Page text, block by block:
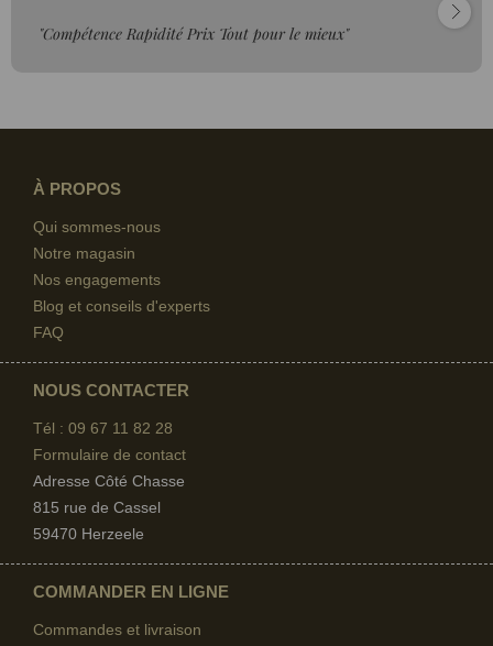
"Compétence Rapidité Prix Tout pour le mieux"
À PROPOS
Qui sommes-nous
Notre magasin
Nos engagements
Blog et conseils d'experts
FAQ
NOUS CONTACTER
Tél : 09 67 11 82 28
Formulaire de contact
Adresse Côté Chasse
815 rue de Cassel
59470 Herzeele
COMMANDER EN LIGNE
Commandes et livraison